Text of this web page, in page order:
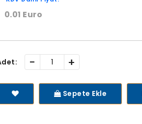
0.01 Euro
- +
Sepete Ekle